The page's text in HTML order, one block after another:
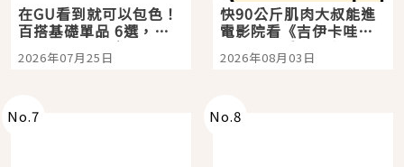
在GU看到就可以包色！
百搭基礎單品 6選，閉
眼全收也不心疼
2026年07月25日
快90公斤肌肉大叔能進
電影院看《吉伊卡哇》
嗎？日本重金屬樂團
「打首」會長與nagano
2026年08月03日
No.7 No.8